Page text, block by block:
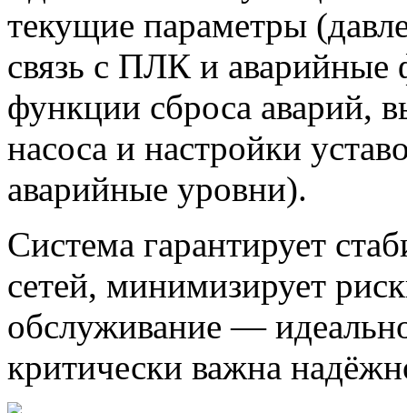
текущие параметры
связь с ПЛК и аварийные
функции сброса аварий,
насоса и настройки
аварийные уровни).
Система гарантирует
сетей, минимизирует
обслуживание —
критически важна